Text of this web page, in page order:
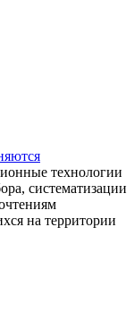
технологии
систематизации
на территории